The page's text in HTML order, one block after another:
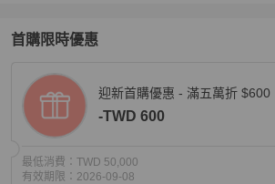
首購限時優惠
迎新首購優惠 - 滿五萬折 $600
-TWD 600
最低消費： TWD 50,000
有效期限： 2026-09-08